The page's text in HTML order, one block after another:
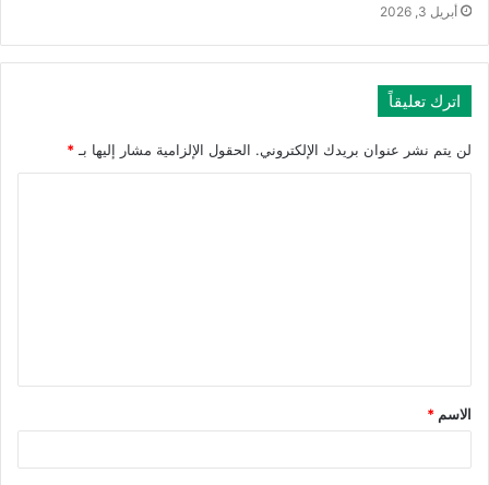
أبريل 3, 2026
اترك تعليقاً
لن يتم نشر عنوان بريدك الإلكتروني. الحقول الإلزامية مشار إليها بـ *
الاسم *